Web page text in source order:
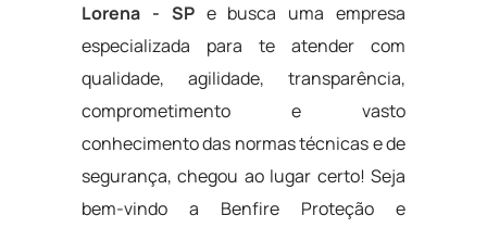
Lorena - SP e busca uma empresa
especializada para te atender com
qualidade, agilidade, transparência,
comprometimento e vasto
conhecimento das normas técnicas e de
segurança, chegou ao lugar certo! Seja
bem-vindo a Benfire Proteção e